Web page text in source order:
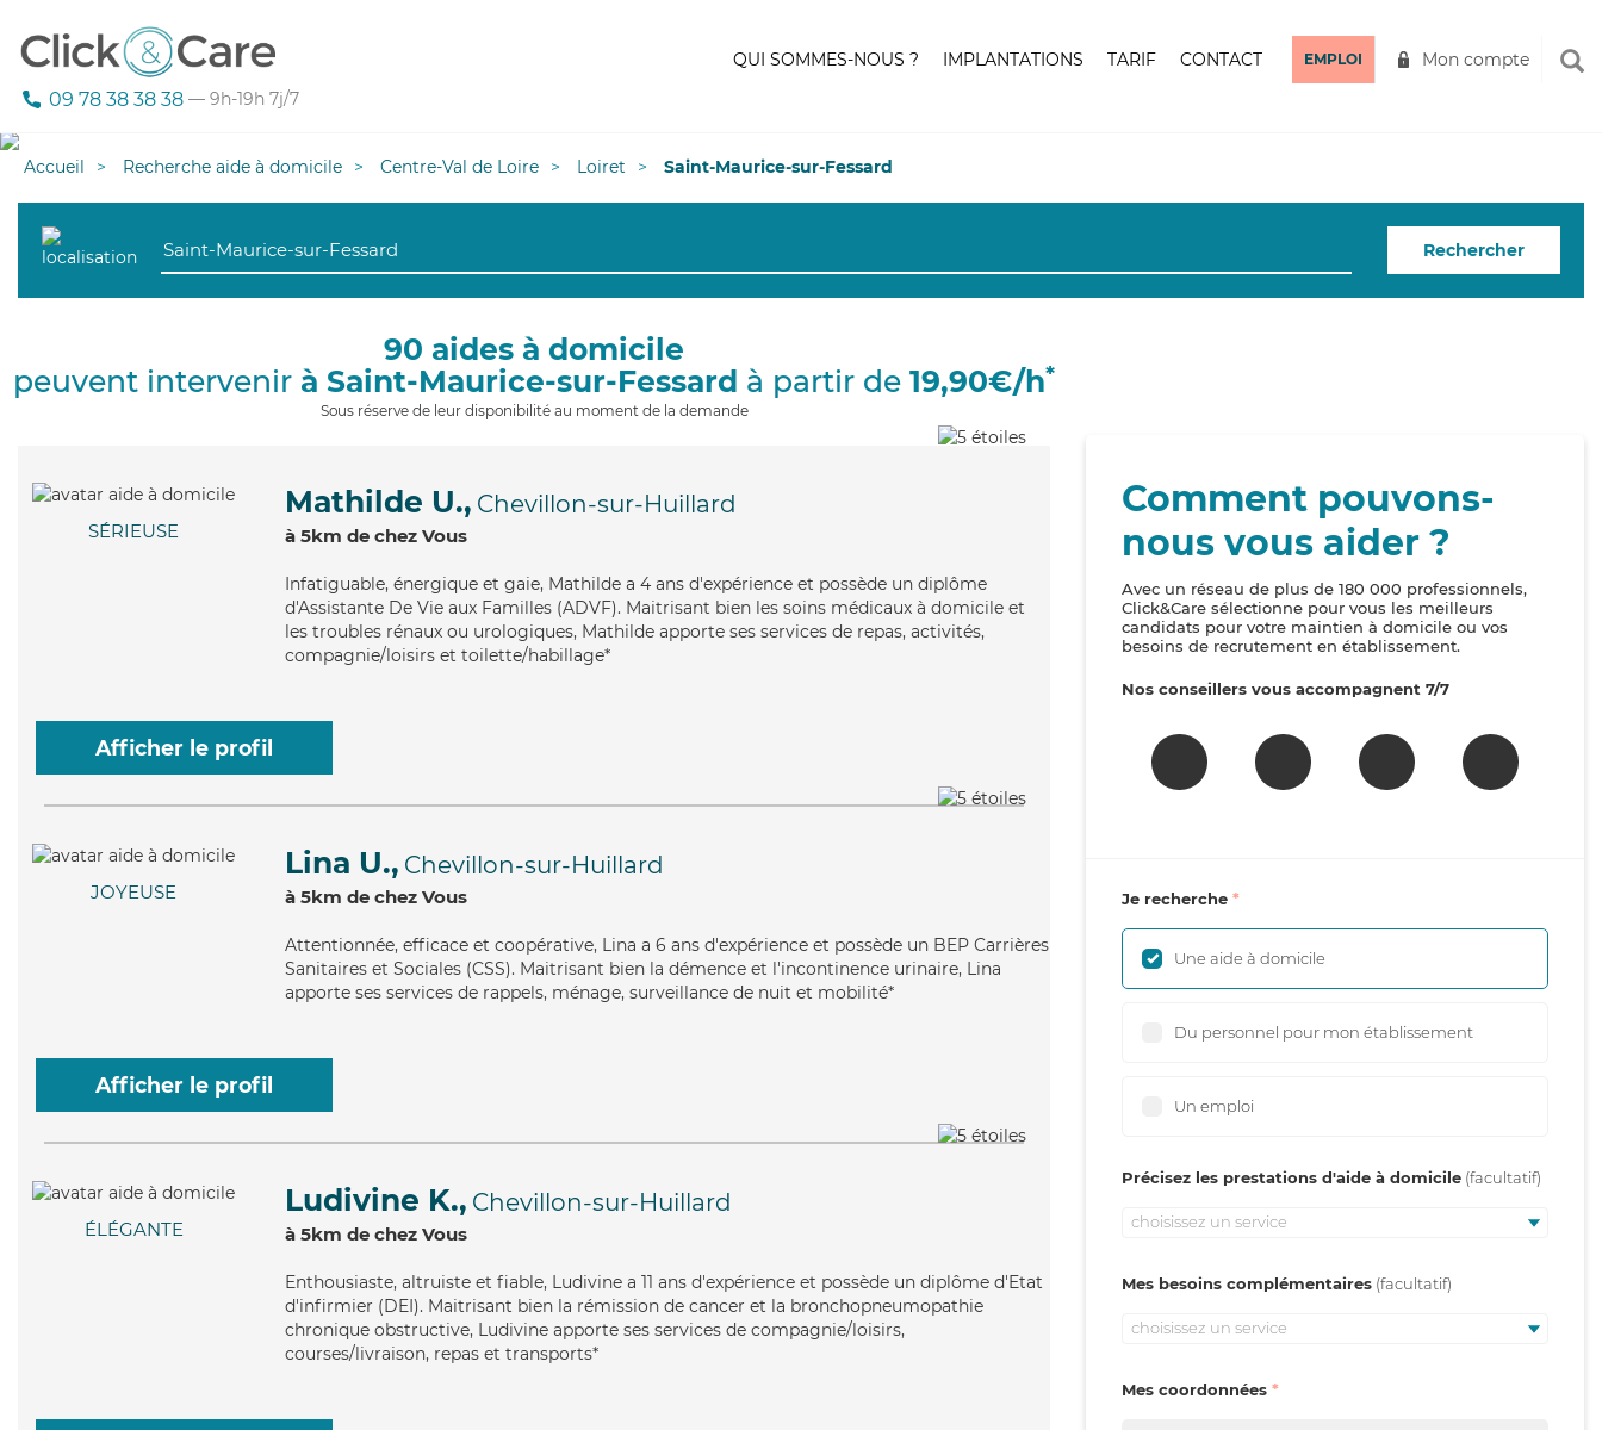
09 78 38 38 38 — 9h-19h 7j/7
QUI SOMMES-NOUS ? IMPLANTATIONS TARIF CONTACT EMPLOI Mon compte
Accueil Recherche aide à domicile Centre-Val de Loire Loiret Saint-Maurice-sur-Fessard
Rechercher
90 aides à domicile
peuvent intervenir à Saint-Maurice-sur-Fessard à partir de 19,90€/h*
Sous réserve de leur disponibilité au moment de la demande
SÉRIEUSE
Mathilde U., Chevillon-sur-Huillard
à 5km de chez Vous
Infatiguable, énergique et gaie, Mathilde a 4 ans d'expérience et possède un diplôme
d'Assistante De Vie aux Familles (ADVF). Maitrisant bien les soins médicaux à domicile et
les troubles rénaux ou urologiques, Mathilde apporte ses services de repas, activités,
compagnie/loisirs et toilette/habillage*
Afficher le profil
JOYEUSE
Lina U., Chevillon-sur-Huillard
à 5km de chez Vous
Attentionnée, efficace et coopérative, Lina a 6 ans d'expérience et possède un BEP Carrières
Sanitaires et Sociales (CSS). Maitrisant bien la démence et l'incontinence urinaire, Lina
apporte ses services de rappels, ménage, surveillance de nuit et mobilité*
Afficher le profil
ÉLÉGANTE
Ludivine K., Chevillon-sur-Huillard
à 5km de chez Vous
Enthousiaste, altruiste et fiable, Ludivine a 11 ans d'expérience et possède un diplôme d'Etat
d'infirmier (DEI). Maitrisant bien la rémission de cancer et la bronchopneumopathie
chronique obstructive, Ludivine apporte ses services de compagnie/loisirs,
courses/livraison, repas et transports*
Comment pouvons-
nous vous aider ?
Avec un réseau de plus de 180 000 professionnels,
Click&Care sélectionne pour vous les meilleurs
candidats pour votre maintien à domicile ou vos
besoins de recrutement en établissement.
Nos conseillers vous accompagnent 7/7
Je recherche
Une aide à domicile
Du personnel pour mon établissement
Un emploi
Précisez les prestations d'aide à domicile
choisissez un service
Mes besoins complémentaires
choisissez un service
Mes coordonnées